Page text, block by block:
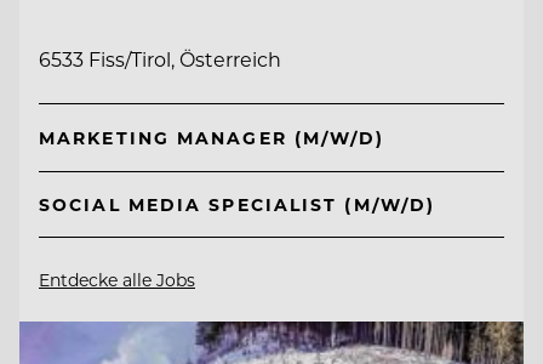
6533 Fiss/Tirol, Österreich
MARKETING MANAGER (M/W/D)
SOCIAL MEDIA SPECIALIST (M/W/D)
Entdecke alle Jobs